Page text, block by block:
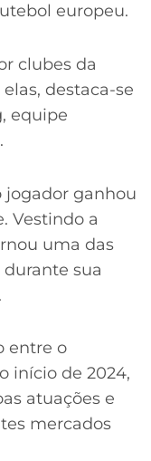
europeu.
clubes da
destaca-se
equipe
jogador ganhou
Vestindo a
uma das
sua
entre o
início de 2024,
atuações e
mercados